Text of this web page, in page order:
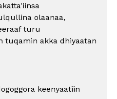
olaanaa,
turu
tuqamin akka dhiyaatan
keenyaatiin